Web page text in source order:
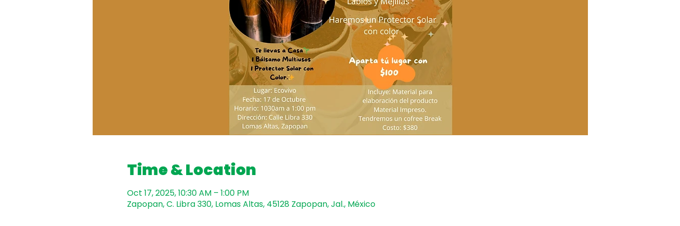
Time & Location
Oct 17, 2025, 10:30 AM – 1:00 PM
Zapopan, C. Libra 330, Lomas Altas, 45128 Zapopan, Jal., México